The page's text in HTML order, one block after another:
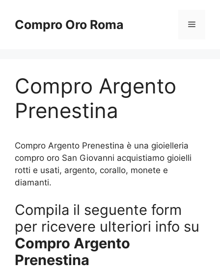
contenuto
Compro Oro Roma Menu
Compro Argento
Prenestina
Compro Argento Prenestina è una gioielleria
compro oro San Giovanni acquistiamo gioielli
rotti e usati, argento, corallo, monete e
diamanti.
Compila il seguente form
per ricevere ulteriori info su
Compro Argento
Prenestina